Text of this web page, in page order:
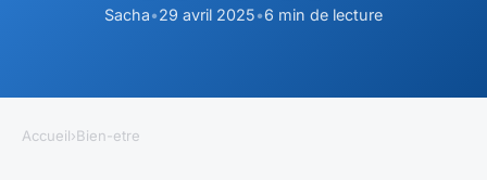
Sacha•29 avril 2025•6 min de lecture
Accueil›Bien-etre